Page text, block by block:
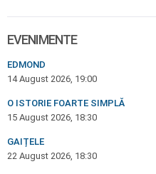
EVENIMENTE
EDMOND
14 August 2026, 19:00
O ISTORIE FOARTE SIMPLĂ
15 August 2026, 18:30
GAIȚELE
22 August 2026, 18:30